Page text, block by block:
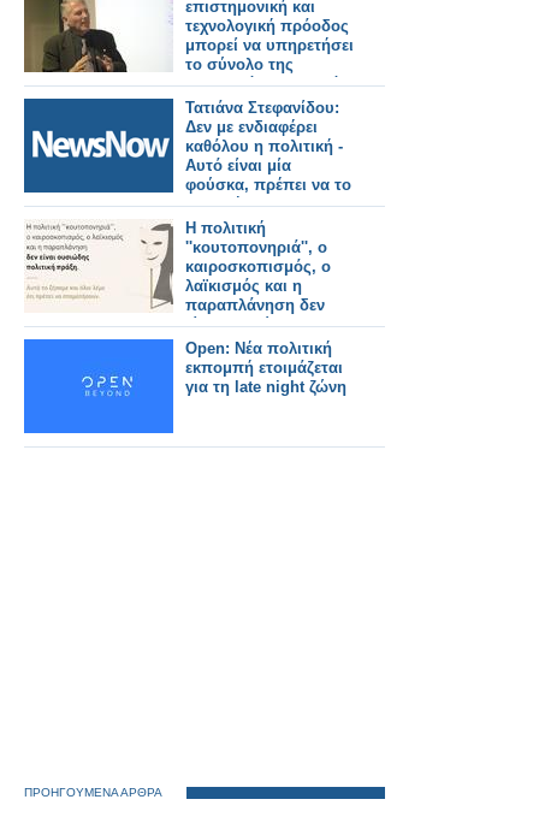
επιστημονική και
τεχνολογική πρόοδος
μπορεί να υπηρετήσει
το σύνολο της
ανθρωπότητας και όχι
μια μικρή ελίτ»
Τατιάνα Στεφανίδου:
Δεν με ενδιαφέρει
καθόλου η πολιτική -
Αυτό είναι μία
φούσκα, πρέπει να το
απαντήσω και να το
διαψεύσω
Η πολιτική
''κουτοπονηριά'', ο
καιροσκοπισμός, ο
λαϊκισμός και η
παραπλάνηση δεν
είναι ουσιώδης
πολιτική πράξη. Αυτά
τα ζήσαμε και όλοι
λέμε ότι πρέπει να
σταματήσουν.
Open: Νέα πολιτική
εκπομπή ετοιμάζεται
για τη late night ζώνη
ΠΡΟΗΓΟΥΜΕΝΑ ΑΡΘΡΑ